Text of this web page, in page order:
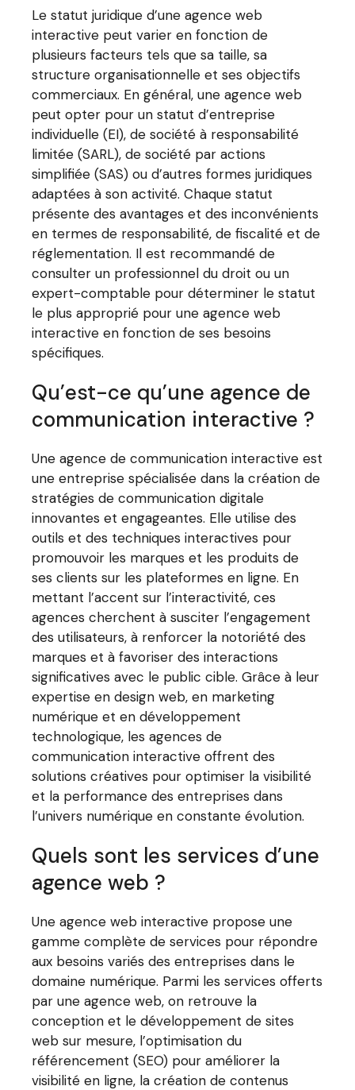
Le statut juridique d’une agence web
interactive peut varier en fonction de
plusieurs facteurs tels que sa taille, sa
structure organisationnelle et ses objectifs
commerciaux. En général, une agence web
peut opter pour un statut d’entreprise
individuelle (EI), de société à responsabilité
limitée (SARL), de société par actions
simplifiée (SAS) ou d’autres formes juridiques
adaptées à son activité. Chaque statut
présente des avantages et des inconvénients
en termes de responsabilité, de fiscalité et de
réglementation. Il est recommandé de
consulter un professionnel du droit ou un
expert-comptable pour déterminer le statut
le plus approprié pour une agence web
interactive en fonction de ses besoins
spécifiques.
Qu’est-ce qu’une agence de
communication interactive ?
Une agence de communication interactive est
une entreprise spécialisée dans la création de
stratégies de communication digitale
innovantes et engageantes. Elle utilise des
outils et des techniques interactives pour
promouvoir les marques et les produits de
ses clients sur les plateformes en ligne. En
mettant l’accent sur l’interactivité, ces
agences cherchent à susciter l’engagement
des utilisateurs, à renforcer la notoriété des
marques et à favoriser des interactions
significatives avec le public cible. Grâce à leur
expertise en design web, en marketing
numérique et en développement
technologique, les agences de
communication interactive offrent des
solutions créatives pour optimiser la visibilité
et la performance des entreprises dans
l’univers numérique en constante évolution.
Quels sont les services d’une
agence web ?
Une agence web interactive propose une
gamme complète de services pour répondre
aux besoins variés des entreprises dans le
domaine numérique. Parmi les services offerts
par une agence web, on retrouve la
conception et le développement de sites
web sur mesure, l’optimisation du
référencement (SEO) pour améliorer la
visibilité en ligne, la création de contenus